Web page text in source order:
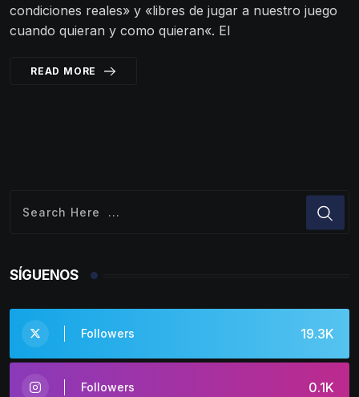
condiciones reales» y «libres de jugar a nuestro juego
cuando quieran y como quieran«. El
READ MORE
SÍGUENOS
19.3K
Followers
0.1K
Followers